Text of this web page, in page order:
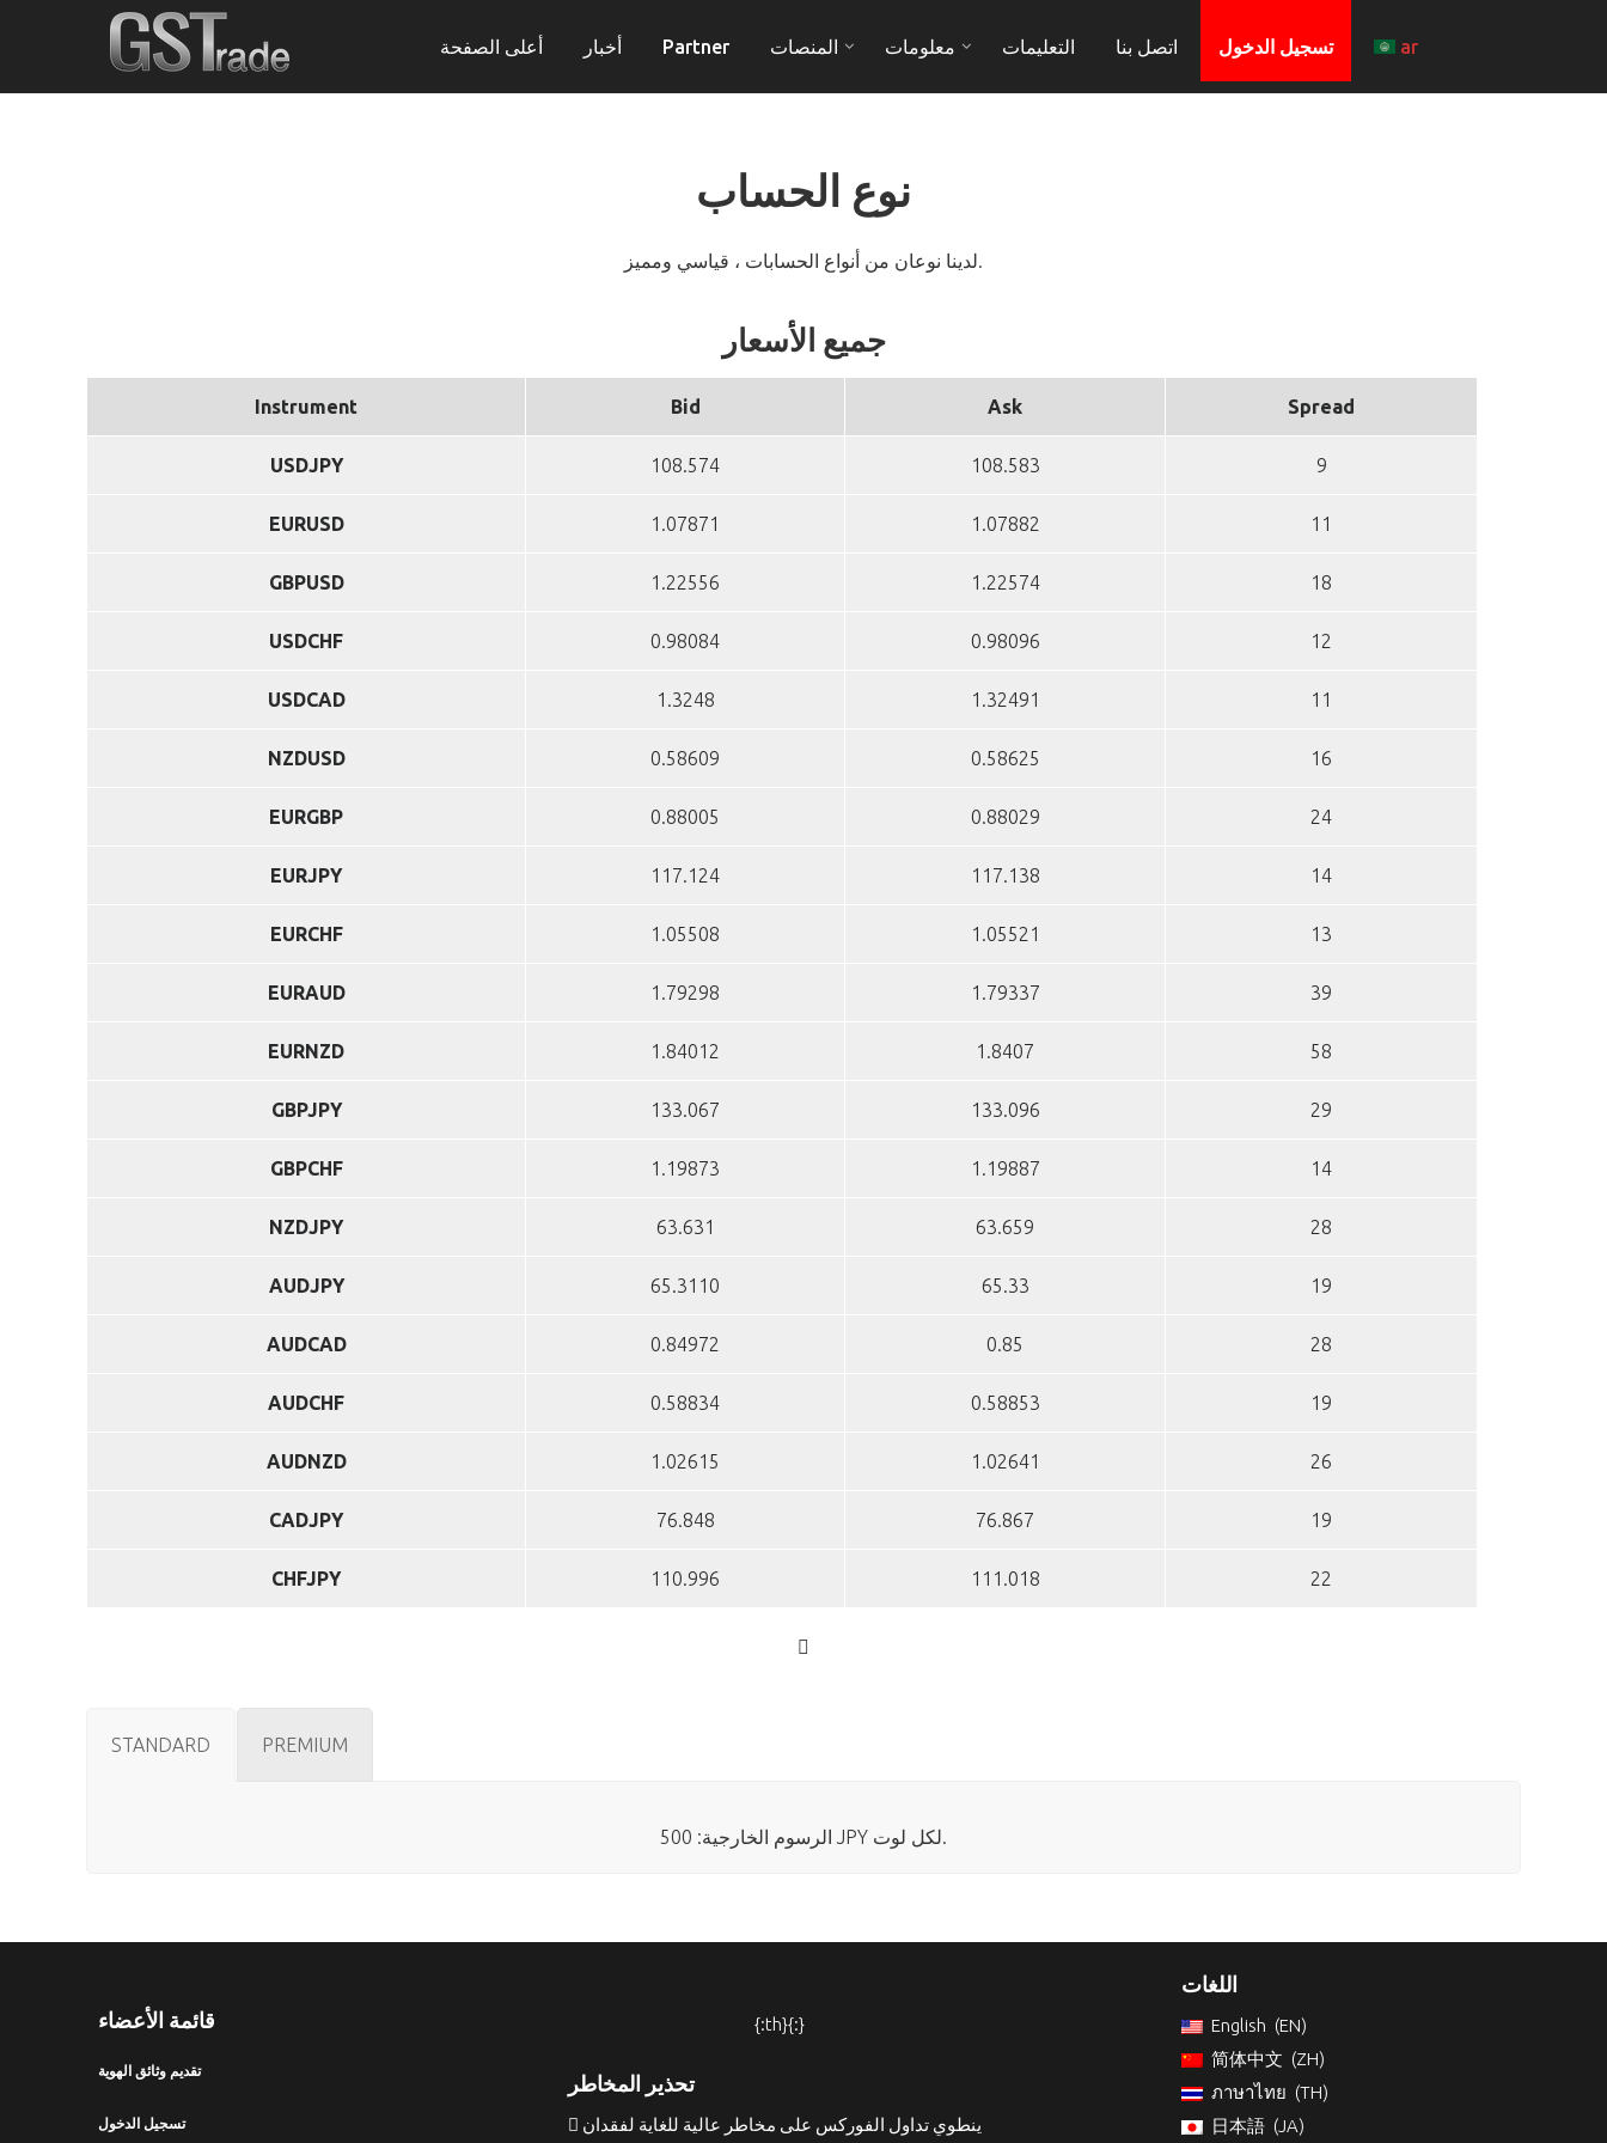
أعلى الصفحة أخبار Partner المنصات معلومات التعليمات اتصل بنا تسجيل الدخول ar
نوع الحساب
لدينا نوعان من أنواع الحسابات ، قياسي ومميز.
جميع الأسعار
Instrument Bid Ask Spread
USDJPY 108.574 108.583 9
EURUSD 1.07871 1.07882 11
GBPUSD 1.22556 1.22574 18
USDCHF 0.98084 0.98096 12
USDCAD 1.3248 1.32491 11
NZDUSD 0.58609 0.58625 16
EURGBP 0.88005 0.88029 24
EURJPY 117.124 117.138 14
EURCHF 1.05508 1.05521 13
EURAUD 1.79298 1.79337 39
EURNZD 1.84012 1.8407 58
GBPJPY 133.067 133.096 29
GBPCHF 1.19873 1.19887 14
NZDJPY 63.631 63.659 28
AUDJPY 65.3110 65.33 19
AUDCAD 0.84972 0.85 28
AUDCHF 0.58834 0.58853 19
AUDNZD 1.02615 1.02641 26
CADJPY 76.848 76.867 19
CHFJPY 110.996 111.018 22
STANDARD PREMIUM
الرسوم الخارجية: 500 JPY لكل لوت.
قائمة الأعضاء
تقديم وثائق الهوية
تسجيل الدخول
{:th}{:}
تحذير المخاطر
اللغات
English
EN
简体中文
ZH
ภาษาไทย
TH
日本語
JA